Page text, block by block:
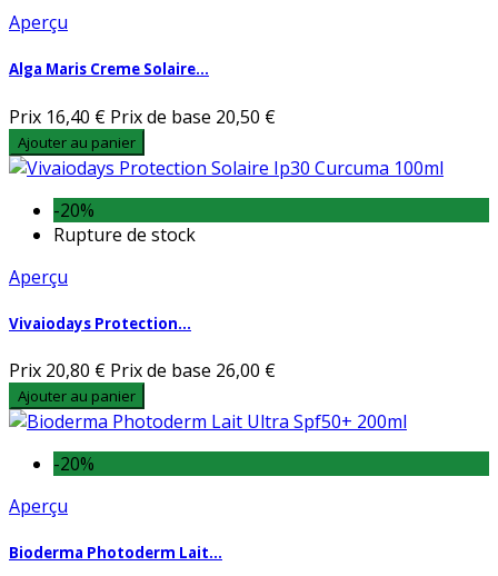
Aperçu
Alga Maris Creme Solaire...
Prix 16,40 € Prix de base 20,50 €
Ajouter au panier
-20%
Rupture de stock
Aperçu
Vivaiodays Protection...
Prix 20,80 € Prix de base 26,00 €
Ajouter au panier
-20%
Aperçu
Bioderma Photoderm Lait...